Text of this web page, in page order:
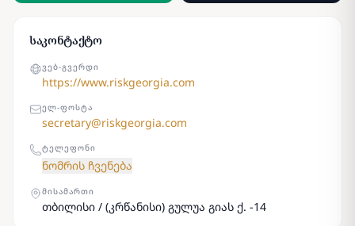
საკონტაქტო
ᲕᲔᲑ-ᲒᲕᲔᲠᲓᲘ
https://www.riskgeorgia.com
ᲔᲚ-ᲤᲝᲡᲢᲐ
secretary@riskgeorgia.com
ᲢᲔᲚᲔᲤᲝᲜᲘ
ნომრის ჩვენება
ᲛᲘᲡᲐᲛᲐᲠᲗᲘ
თბილისი / (კრწანისი) გულუა გიას ქ. -14